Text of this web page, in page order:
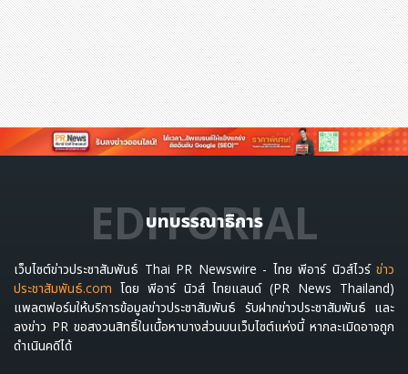
บทบรรณาธิการ
EDITORIAL
เว็บไซต์ข่าวประชาสัมพันธ์ Thai PR Newswire - ไทย พีอาร์ นิวส์ไวร์ ข่าว
ประชาสัมพันธ์.com โดย พีอาร์ นิวส์ ไทยแลนด์ (PR News Thailand)
แพลตฟอร์มให้บริการข้อมูลข่าวประชาสัมพันธ์ รับฝากข่าวประชาสัมพันธ์ และ
ลงข่าว PR ขอสงวนสิทธิ์ในเนื้อหาบางส่วนบนเว็บไซต์แห่งนี้ หากละเมิดอาจถูก
ดำเนินคดีได้